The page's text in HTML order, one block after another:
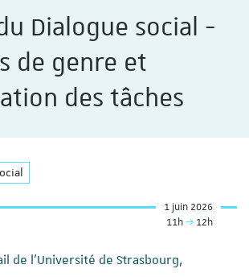
Dialogue social -
de genre et
des tâches
1 juin 2026
11h
12h
de l'Université de Strasbourg,